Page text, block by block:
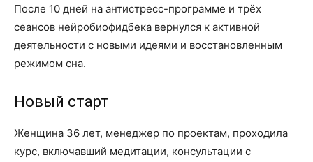
После 10 дней на антистресс-программе и трёх
сеансов нейробиофидбека вернулся к активной
деятельности с новыми идеями и восстановленным
режимом сна.
Новый старт
Женщина 36 лет, менеджер по проектам, проходила
курс, включавший медитации, консультации с